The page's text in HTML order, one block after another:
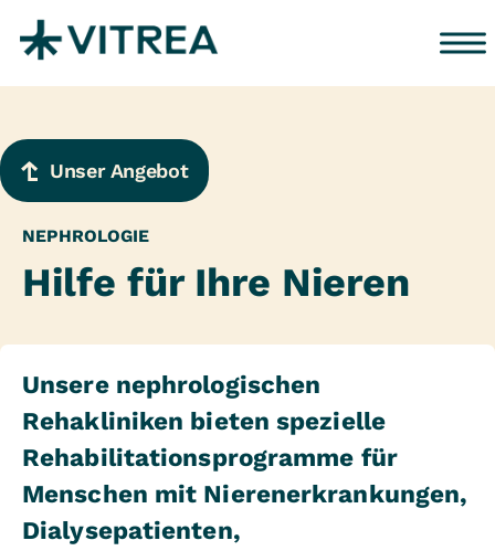
Unser Angebot
NEPHROLOGIE
Hilfe für Ihre Nieren
Unsere nephrologischen
Rehakliniken bieten spezielle
Rehabilitationsprogramme für
Menschen mit Nierenerkrankungen,
Dialysepatienten,